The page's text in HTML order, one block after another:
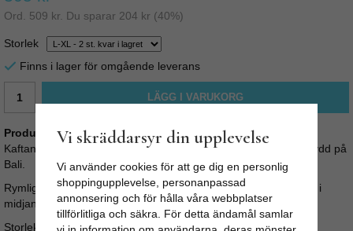
Ord. 509 kr . Du sparar 204 kr (40%)
Storlek
Finns i lager för omgående leverans
LÄGG I VARUKORG
Produktbeskrivning:
Kaftan klänning Pima, Gul är en rymlig och bekväm klänning sydd på
Bali.
Rymlig klänning med pärldekorerad omlotturringning och resår i
midjan. Volang längst ned och vida armar.
Storlek S-M: Tot längd: 80
Vi skräddarsyr din upplevelse
Vi använder cookies för att ge dig en personlig
shoppingupplevelse, personanpassad
annonsering och för hålla våra webbplatser
tillförlitliga och säkra. För detta ändamål samlar